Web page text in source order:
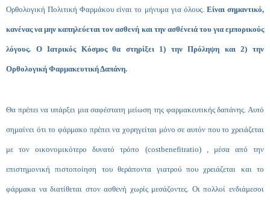
Ορθολογική Πολιτική Φαρμάκου είναι το μήνυμα για όλους. Είναι σημαντικό,
κανένας να μην καπηλεύεται τον ασθενή και την ασθένειά του για εμπορικούς
λόγους. Ο Ιατρικός Κόσμος θα στηρίξει 1) την Πρόληψη και 2) την
Ορθολογική Φαρμακευτική Δαπάνη.
Θα πρέπει να υπάρξει μια σαφέστατη μείωση της φαρμακευτικής δαπάνης. Αυτό
σημαίνει ότι το φάρμακο πρέπει να χορηγείται μόνο σε αυτόν που το χρειάζεται
με τον οικονομικότερο δυνατό τρόπο (costbenefitratio) , μέσα από την
επιστημονική πιστοποίηση του θεράποντα γιατρού που χρειάζεται και το
φάρμακα να διατίθεται στον ασθενή χωρίς μεσάζοντες. Οι πολλοί ενδιάμεσοι